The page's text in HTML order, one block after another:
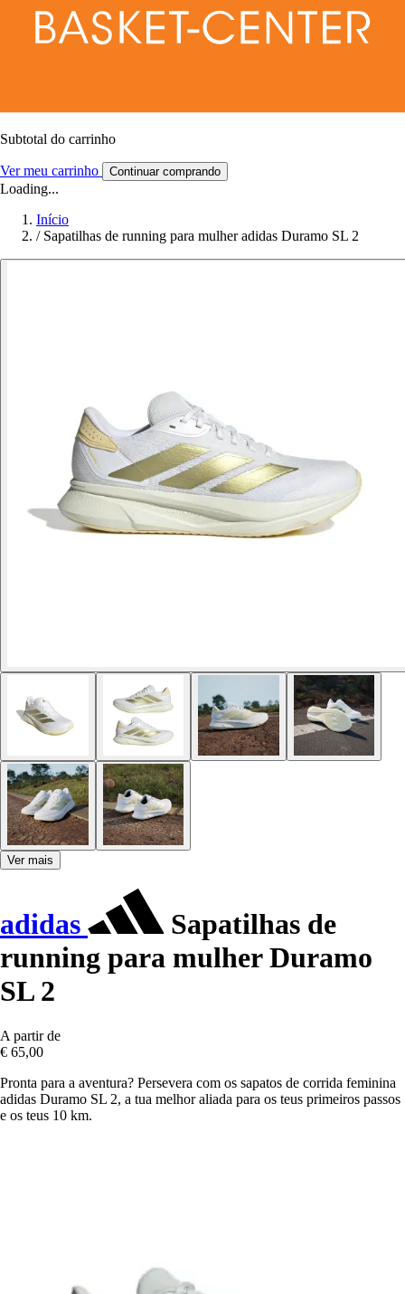
Subtotal do carrinho
Ver meu carrinho Continuar comprando
Loading...
Início
/ Sapatilhas de running para mulher adidas Duramo SL 2
Ver mais
adidas
Sapatilhas de
running para mulher Duramo
SL 2
A partir de
€ 65,00
Pronta para a aventura? Persevera com os sapatos de corrida feminina
adidas Duramo SL 2, a tua melhor aliada para os teus primeiros passos
e os teus 10 km.